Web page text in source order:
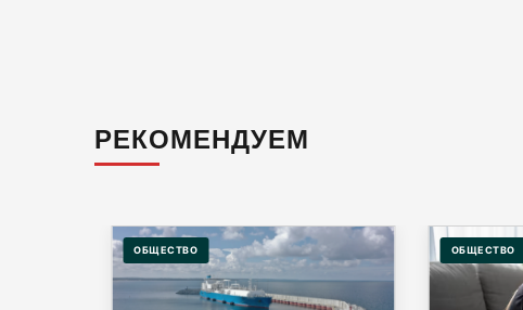
РЕКОМЕНДУЕМ
ОБЩЕСТВО ОБЩЕСТВО